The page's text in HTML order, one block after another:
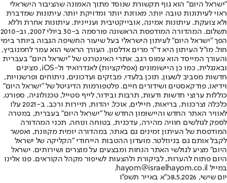
"ישראל היום" הוא גוף תקשורת שנוסד מתוך האמונה שהציבור הישראלי
ראוי לעיתונות טובה יותר, מאוזנת יותר ומדויקת יותר. עיתונות שמדברת
ולא צועקת. עיתונות אמינה, אובייקטיבית ועניינית. עיתונות אחרת וללא
תשלום. המהדורה המודפסת הראשונה פורסמה ב-30 ביולי 2007, וב-2010
הפך "ישראל היום" לעיתון הישראלי בעל שיעור החשיפה הגבוה ביותר בימי
חול. מו"ל העיתון היא ד"ר מרים אדלסון. העורך הראשי הוא עמר לחמנוביץ,
והעורך המייסד הוא עמוס רגב. אתרי האינטרנט של "ישראל היום" בעברית
ובאנגלית, כמו כן היישומונים (אפליקציות) לאנדרואיד ול-iOS, מציגים
חדשות מסביב לשעון, תוכן בלעדי, מבזקים ועדכונים, ניתוחים ופרשנויות,
וידיאו, פודקאסטים ושידורים חיים. פלטפורמות הדיגיטל של "ישראל היום"
כוללות ערוצי חדשות ודעות, תרבות ובידור, לייף סטייל, טכנולוגיה, ספורט,
כלכלה וצרכנות, בריאות, חיילים, אוכל, יהדות, תיירות ורכב. ב-2021 עלו
לאוויר האתר החדש והיישומון החדש של "ישראל היום" בעברית, במטרה
לספק לגולשים חוויה מהירה, עדכנית, בטוחה ונוחה. תכני המהדורה
המודפסת של העיתון זמינים גם באתר, במהדורה יומית מקוונת, ואפשר
לקבל אותם גם בניוזלטר. מועדון ההטבות הייחודי "הקליקה של ישראל
היום" מציע לגולשי האתר הנחות ומבצעים על מוצרים ושירותים. ישראל
היום פתוח להערות, לביקורת ולהצעות לשיפור מקהל הקוראים. פנו אלינו
במייל hayom@israelhayom.co.il.
יום שישי, 8.5.2026
כ"א באייר תשפ"ו